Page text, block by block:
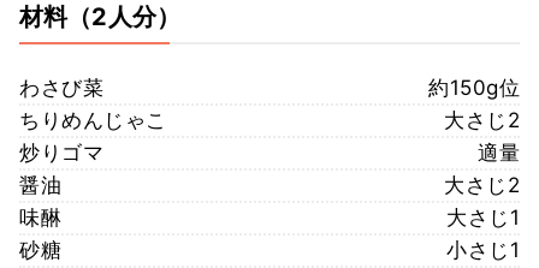
材料（2人分）
わさび菜
約150g位
ちりめんじゃこ
大さじ2
炒りゴマ
適量
醤油
大さじ2
味醂
大さじ1
砂糖
小さじ1